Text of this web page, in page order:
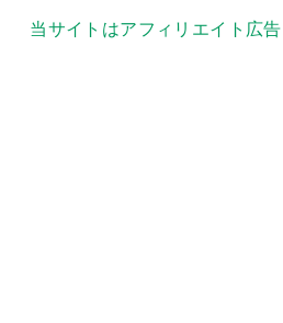
当サイトはアフィリエイト広